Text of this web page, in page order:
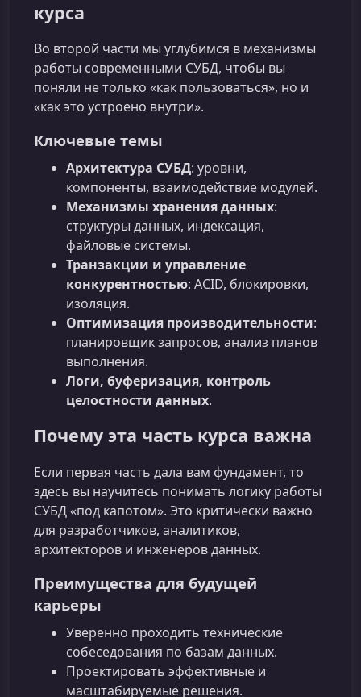
курса
Во второй части мы углубимся в механизмы
работы современными СУБД, чтобы вы
поняли не только «как пользоваться», но и
«как это устроено внутри».
Ключевые темы
Архитектура СУБД: уровни,
компоненты, взаимодействие модулей.
Механизмы хранения данных:
структуры данных, индексация,
файловые системы.
Транзакции и управление
конкурентностью: ACID, блокировки,
изоляция.
Оптимизация производительности:
планировщик запросов, анализ планов
выполнения.
Логи, буферизация, контроль
целостности данных.
Почему эта часть курса важна
Если первая часть дала вам фундамент, то
здесь вы научитесь понимать логику работы
СУБД «под капотом». Это критически важно
для разработчиков, аналитиков,
архитекторов и инженеров данных.
Преимущества для будущей
карьеры
Уверенно проходить технические
собеседования по базам данных.
Проектировать эффективные и
масштабируемые решения.